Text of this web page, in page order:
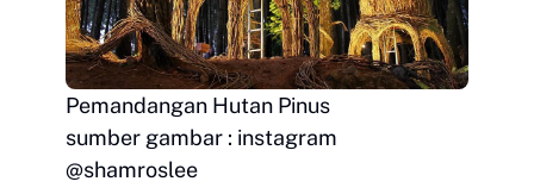
Pemandangan Hutan Pinus
sumber gambar : instagram
@shamroslee